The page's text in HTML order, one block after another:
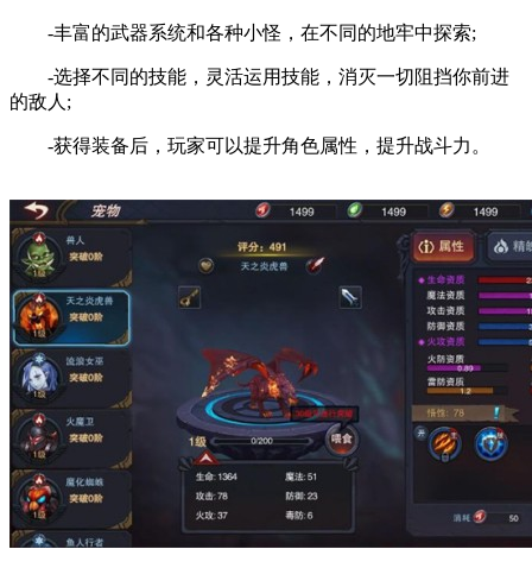
-丰富的武器系统和各种小怪，在不同的地牢中探索;
-选择不同的技能，灵活运用技能，消灭一切阻挡你前进
的敌人;
-获得装备后，玩家可以提升角色属性，提升战斗力。